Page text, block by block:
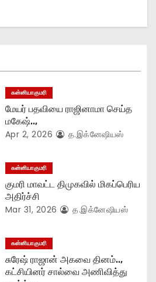
கன்னியாகுமரி
மேயர் பதவியை ராஜினாமா செய்த
மகேஷ்..,
Apr 2, 2026 த.இக்னேஷியஸ்
கன்னியாகுமரி
குமரி மாவட்ட திமுகவில் மிகப்பெரிய
அதிர்ச்சி
Mar 31, 2026 த.இக்னேஷியஸ்
கன்னியாகுமரி
சுரேஷ் ராஜான் அகவை தினம்..,
கட்சியினர் சால்வை அணிவித்து